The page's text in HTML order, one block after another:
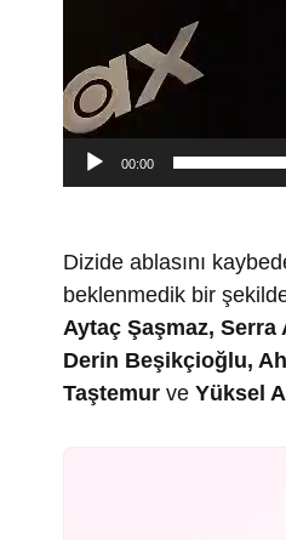
00:00
Dizide ablasını
beklenmedik bir
Aytaç Şaşmaz,
Derin Beşikçioğlu,
Taştemur ve Yüksel